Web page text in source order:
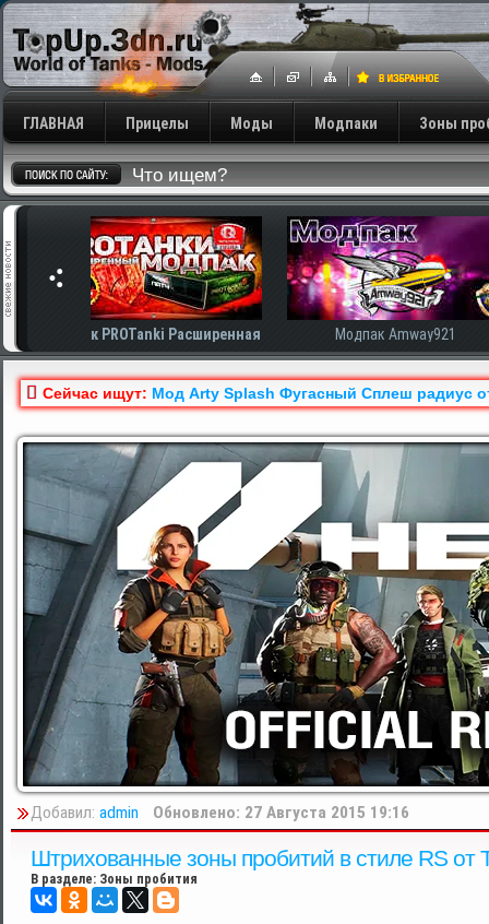
ГЛАВНАЯ Прицелы Моды Модпаки Зоны
Модпак Amway921 Модпак
Сейчас ищут: Мод Arty Splash Фугасный Сплеш радиус
Добавил: admin Обновлено: 27 Августа 2015 19:16
Штрихованные зоны пробитий в стиле RS от
В разделе: Зоны пробития